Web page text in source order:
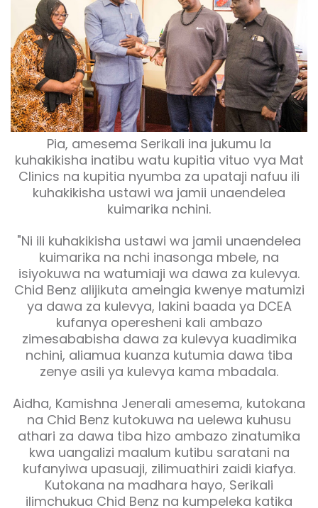
Pia, amesema Serikali ina jukumu la
kuhakikisha inatibu watu kupitia vituo vya Mat
Clinics na kupitia nyumba za upataji nafuu ili
kuhakikisha ustawi wa jamii unaendelea
kuimarika nchini.
"Ni ili kuhakikisha ustawi wa jamii unaendelea
kuimarika na nchi inasonga mbele, na
isiyokuwa na watumiaji wa dawa za kulevya.
Chid Benz alijikuta ameingia kwenye matumizi
ya dawa za kulevya, lakini baada ya DCEA
kufanya operesheni kali ambazo
zimesababisha dawa za kulevya kuadimika
nchini, aliamua kuanza kutumia dawa tiba
zenye asili ya kulevya kama mbadala.
Aidha, Kamishna Jenerali amesema, kutokana
na Chid Benz kutokuwa na uelewa kuhusu
athari za dawa tiba hizo ambazo zinatumika
kwa uangalizi maalum kutibu saratani na
kufanyiwa upasuaji, zilimuathiri zaidi kiafya.
Kutokana na madhara hayo, Serikali
ilimchukua Chid Benz na kumpeleka katika